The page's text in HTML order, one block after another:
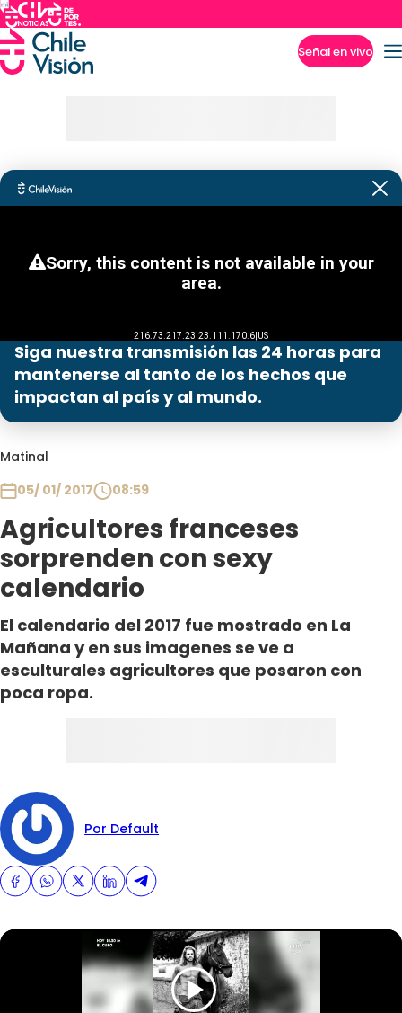
Señal en vivo
Siga nuestra transmisión las 24 horas para
mantenerse al tanto de los hechos que
impactan al país y al mundo.
Matinal
05/ 01/ 2017
08:59
Agricultores franceses
sorprenden con sexy
calendario
El calendario del 2017 fue mostrado en La
Mañana y en sus imagenes se ve a
esculturales agricultores que posaron con
poca ropa.
Por Default
Programas
Club De La Comedia
Contigo en Directo
Plan Perfecto
El Tiempo
Sabingo
Todos Los Programas